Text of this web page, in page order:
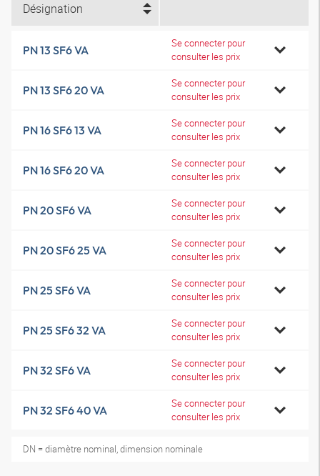
Désignation
PN 13 SF6 VA
Se connecter pour
consulter les prix
PN 13 SF6 20 VA
Se connecter pour
consulter les prix
PN 16 SF6 13 VA
Se connecter pour
consulter les prix
PN 16 SF6 20 VA
Se connecter pour
consulter les prix
PN 20 SF6 VA
Se connecter pour
consulter les prix
PN 20 SF6 25 VA
Se connecter pour
consulter les prix
PN 25 SF6 VA
Se connecter pour
consulter les prix
PN 25 SF6 32 VA
Se connecter pour
consulter les prix
PN 32 SF6 VA
Se connecter pour
consulter les prix
PN 32 SF6 40 VA
Se connecter pour
consulter les prix
DN = diamètre nominal, dimension nominale